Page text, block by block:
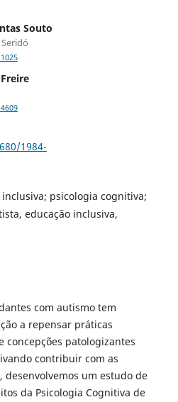
Souto
1984-
inclusiva; psicologia cognitiva;
educação inclusiva,
com autismo tem
a repensar práticas
concepções patologizantes
contribuir com as
desenvolvemos um estudo de
da Psicologia Cognitiva de